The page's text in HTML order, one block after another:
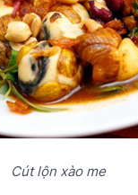
Cút lộn xào me